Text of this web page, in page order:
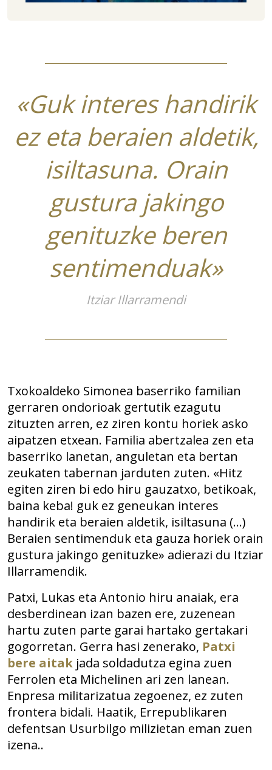
«Guk interes handirik
ez eta beraien aldetik,
isiltasuna. Orain
gustura jakingo
genituzke beren
sentimenduak»
Itziar Illarramendi
Txokoaldeko Simonea baserriko familian
gerraren ondorioak gertutik ezagutu
zituzten arren, ez ziren kontu horiek asko
aipatzen etxean. Familia abertzalea zen eta
baserriko lanetan, anguletan eta bertan
zeukaten tabernan jarduten zuten. «Hitz
egiten ziren bi edo hiru gauzatxo, betikoak,
baina keba! guk ez geneukan interes
handirik eta beraien aldetik, isiltasuna (…)
Beraien sentimenduk eta gauza horiek orain
gustura jakingo genituzke» adierazi du Itziar
Illarramendik.
Patxi, Lukas eta Antonio hiru anaiak, era
desberdinean izan bazen ere, zuzenean
hartu zuten parte garai hartako gertakari
gogorretan. Gerra hasi zenerako, Patxi
bere aitak jada soldadutza egina zuen
Ferrolen eta Michelinen ari zen lanean.
Enpresa militarizatua zegoenez, ez zuten
frontera bidali. Haatik, Errepublikaren
defentsan Usurbilgo milizietan eman zuen
izena..